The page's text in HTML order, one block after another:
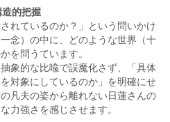
的把握
れているのか？」という問いかけ
念）の中に、どのような世界（十
を問うています。
象的な比喩で誤魔化さず、「具体
対象にしているのか」を明確にせ
凡夫の姿から離れない日蓮さんの
力強さを感じさせます。